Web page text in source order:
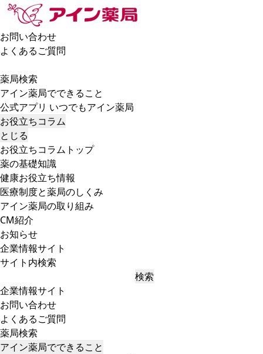
お問い合わせ
よくあるご質問
薬局検索
アイン薬局でできること
公式アプリ いつでもアイン薬局
お役立ちコラム
とじる
お役立ちコラムトップ
薬の基礎知識
健康お役立ち情報
医療制度と薬局のしくみ
アイン薬局の取り組み
CM紹介
お知らせ
企業情報サイト
サイト内検索
検索
企業情報サイト
お問い合わせ
よくあるご質問
薬局検索
アイン薬局でできること